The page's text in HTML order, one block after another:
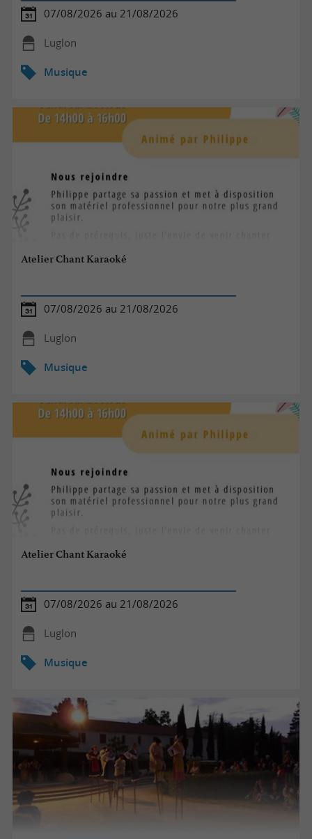
07/08/2026 au 21/08/2026
Luglon
Musique
Atelier Chant Karaoké
07/08/2026 au 21/08/2026
Luglon
Musique
Atelier Chant Karaoké
07/08/2026 au 21/08/2026
Luglon
Musique